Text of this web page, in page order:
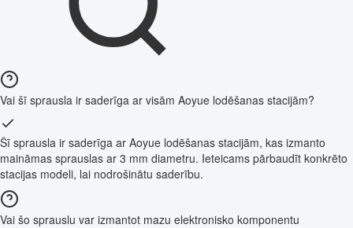
Vai šī sprausla ir saderīga ar visām Aoyue lodēšanas stacijām?
Šī sprausla ir saderīga ar Aoyue lodēšanas stacijām, kas izmanto
maināmas sprauslas ar 3 mm diametru. Ieteicams pārbaudīt konkrēto
stacijas modeli, lai nodrošinātu saderību.
Vai šo sprauslu var izmantot mazu elektronisko komponentu